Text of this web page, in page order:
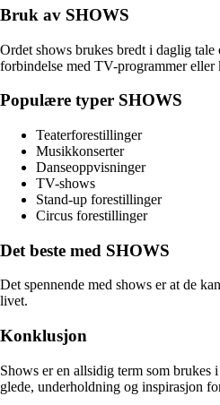
Bruk av SHOWS
Ordet shows brukes bredt i daglig
forbindelse med TV-programmer eller
Populære typer SHOWS
Teaterforestillinger
Musikkonserter
Danseoppvisninger
TV-shows
Stand-up forestillinger
Circus forestillinger
Det beste med SHOWS
Det spennende med shows er at de
livet.
Konklusjon
Shows er en allsidig term som
glede, underholdning og inspirasjon